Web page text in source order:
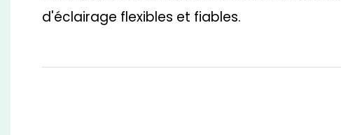
d'éclairage flexibles et fiables.